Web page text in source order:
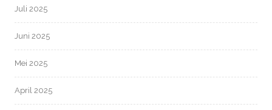
Juli 2025
Juni 2025
Mei 2025
April 2025